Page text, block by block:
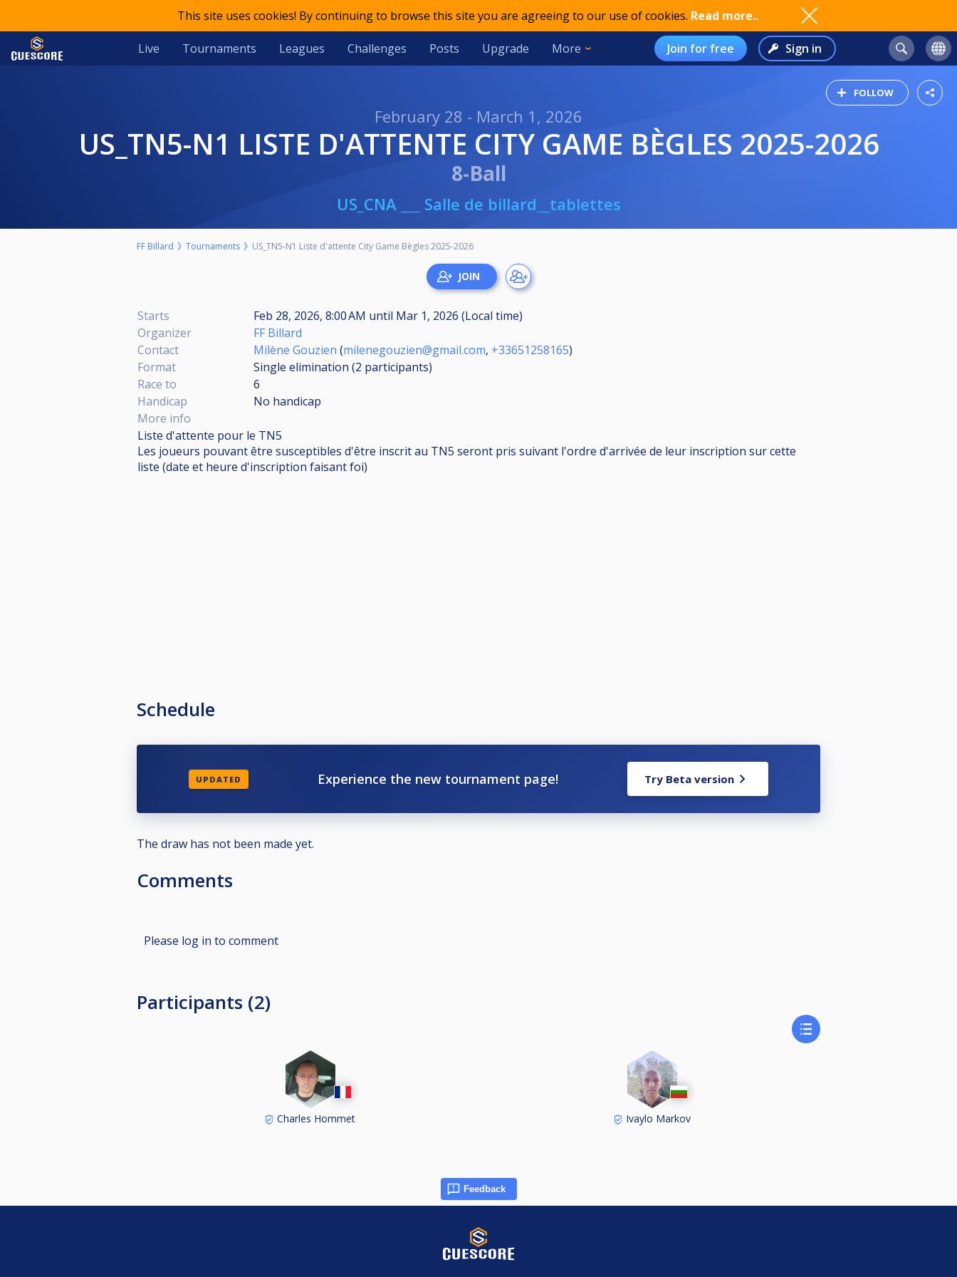
This site uses cookies! By continuing to browse this site you are agreeing to our use of cookies. Read more..
Live Tournaments Leagues Challenges Posts Upgrade More Join for free Sign in
FOLLOW
February 28 - March 1, 2026
US_TN5-N1 LISTE D'ATTENTE CITY GAME BÈGLES 2025-2026
8-Ball
US_CNA ___ Salle de billard__tablettes
FF Billard Tournaments US_TN5-N1 Liste d'attente City Game Bègles 2025-2026
Starts Feb 28, 2026, 8:00 AM until Mar 1, 2026 (Local time)
Organizer
FF Billard
Contact
Milène Gouzien (milenegouzien@gmail.com, +33651258165)
Format
Single elimination (2 participants)
Race to
6
Handicap
No handicap
More info
Liste d'attente pour le TN5
Les joueurs pouvant être susceptibles d'être inscrit au TN5 seront pris suivant l'ordre d'arrivée de leur inscription sur cette
liste (date et heure d'inscription faisant foi)
Schedule
UPDATED Experience the new tournament page! Try Beta version
The draw has not been made yet.
Comments
Please log in to comment
Participants (2)
Charles Hommet Ivaylo Markov
Feedback